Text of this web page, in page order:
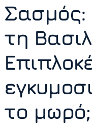
Σασμός:
τη
το μωρό;